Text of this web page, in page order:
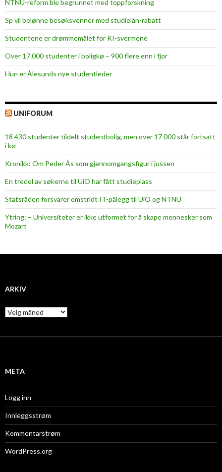
NTNU-reform ble begrunnet med toppforskning
Sp vil belønne besøksvenner med studielån-rabatt
Studentene er drømmemålet for KI-svermene
Over 17.000 studenter i boligkø – 900 flere enn i fjor
Hun er Ålesunds nye studentleder
UNIFORUM
18 430 studenter tildelt studentbolig, men over 17 000 står fortsatt
i kø
Kronikk: Om Peder Ås som gjennomgangsfigur i jussen
En tredel av søkerne til UiO har fått studieplass
Statsråden forsvarer omstridt IT-pålegg til UiO og NTNU
Ytring: – Universiteter er ikke utformet for å skape mennesker som
Mozart
ARKIV
A
r
i
META
Logg inn
Innleggsstrøm
Kommentarstrøm
WordPress.org